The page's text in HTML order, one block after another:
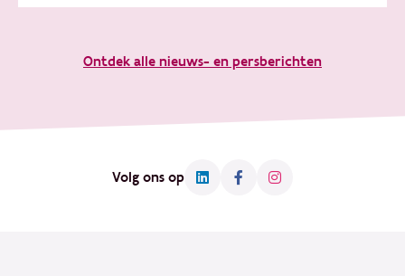
Ontdek alle nieuws- en persberichten
Volg ons op